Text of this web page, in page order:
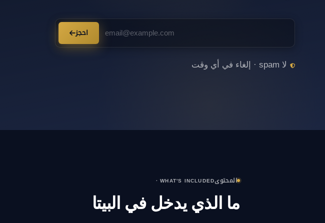
احجز
لا spam · إلغاء في أي وقت
المحتوى· WHAT'S INCLUDED
ما الذي يدخل في البيتا